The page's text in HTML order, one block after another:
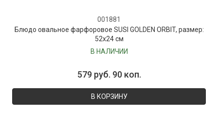
001881
Блюдо овальное фарфоровое SUSI GOLDEN ORBIT, размер:
52х24 см
В НАЛИЧИИ
579 руб. 90 коп.
В КОРЗИНУ